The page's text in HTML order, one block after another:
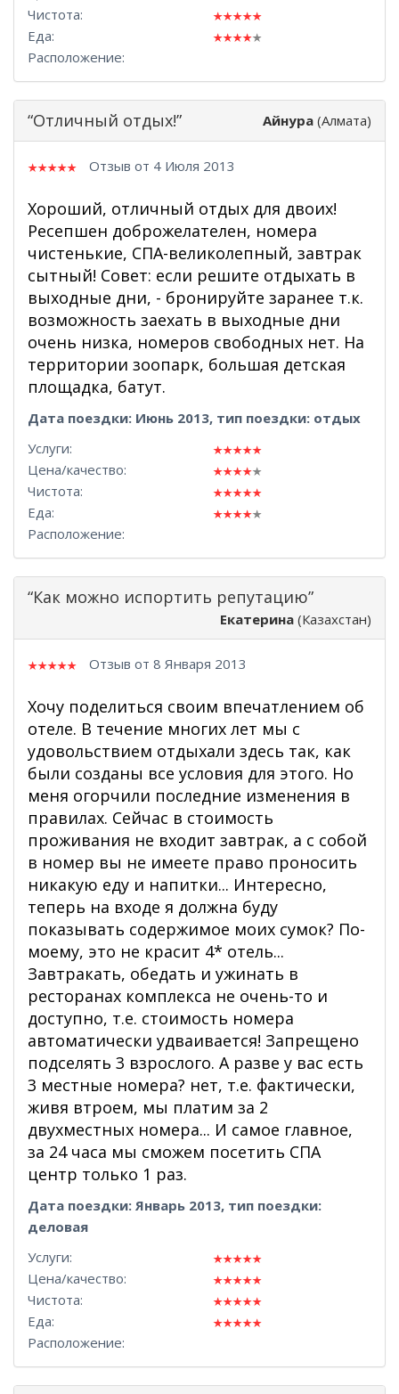
Чистота:
Еда:
Расположение:
“Отличный отдых!” Айнура (Алмата)
Отзыв от 4 Июля 2013
Хороший, отличный отдых для двоих!
Ресепшен доброжелателен, номера
чистенькие, СПА-великолепный, завтрак
сытный! Совет: если решите отдыхать в
выходные дни, - бронируйте заранее т.к.
возможность заехать в выходные дни
очень низка, номеров свободных нет. На
территории зоопарк, большая детская
площадка, батут.
Дата поездки: Июнь 2013, тип поездки: отдых
Услуги:
Цена/качество:
Чистота:
Еда:
Расположение:
“Как можно испортить репутацию”
Екатерина (Казахстан)
Отзыв от 8 Января 2013
Хочу поделиться своим впечатлением об
отеле. В течение многих лет мы с
удовольствием отдыхали здесь так, как
были созданы все условия для этого. Но
меня огорчили последние изменения в
правилах. Сейчас в стоимость
проживания не входит завтрак, а с собой
в номер вы не имеете право проносить
никакую еду и напитки... Интересно,
теперь на входе я должна буду
показывать содержимое моих сумок? По-
моему, это не красит 4* отель...
Завтракать, обедать и ужинать в
ресторанах комплекса не очень-то и
доступно, т.е. стоимость номера
автоматически удваивается! Запрещено
подселять 3 взрослого. А разве у вас есть
3 местные номера? нет, т.е. фактически,
живя втроем, мы платим за 2
двухместных номера... И самое главное,
за 24 часа мы сможем посетить СПА
центр только 1 раз.
Дата поездки: Январь 2013, тип поездки:
деловая
Услуги:
Цена/качество:
Чистота:
Еда:
Расположение: